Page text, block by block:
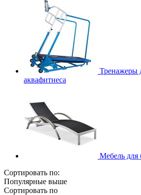
Тренажеры
аквафитнеса
Мебель для
Сортировать по:
Популярные выше
Сортировать по